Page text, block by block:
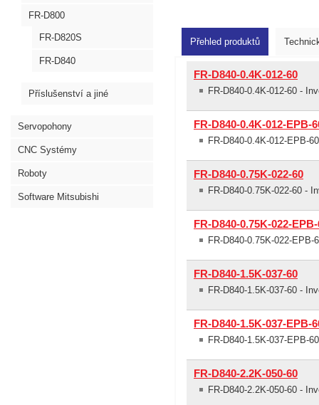
FR-D800
FR-D820S
FR-D840
Příslušenství a jiné
Servopohony
CNC Systémy
Roboty
Software Mitsubishi
Přehled produktů
FR-D840-0.4K-012-60
FR-D840-0.4K-012-60 -
FR-D840-0.4K-012-EPB-
FR-D840-0.4K-012-EPB-
FR-D840-0.75K-022-60
FR-D840-0.75K-022-60 -
FR-D840-0.75K-022-
FR-D840-0.75K-022-
FR-D840-1.5K-037-60
FR-D840-1.5K-037-60 -
FR-D840-1.5K-037-EPB-
FR-D840-1.5K-037-EPB-
FR-D840-2.2K-050-60
FR-D840-2.2K-050-60 -